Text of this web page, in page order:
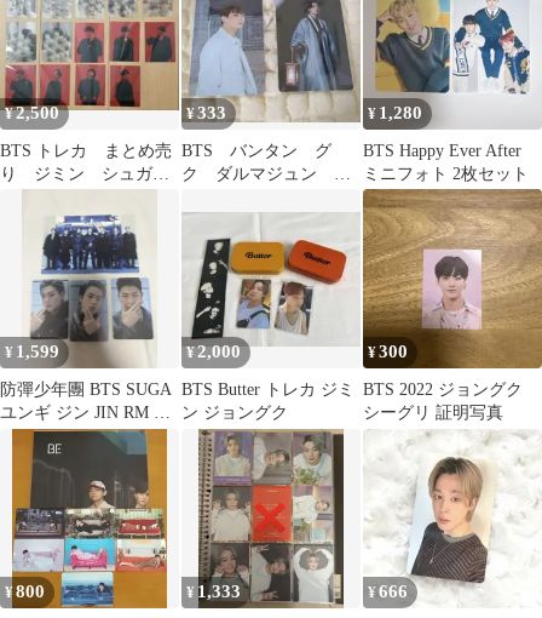
¥2,500
BTS トレカ まとめ売
り ジミン シュガ
ン ジン
¥333
BTS バンタン グ
ク ダルマジュン フ
¥ 1,280
BTS Happy Ever After
ミニフォト 2枚セット
¥ 1,599
防彈少年團 BTS SUGA
ユンギ ジン JIN RM ト
レカ
¥2,000
BTS Butter トレカ ジミ
ン ジョングク
¥300
BTS 2022 ジョングク
シーグリ 証明写真
¥800 ¥ 1,333 ¥666